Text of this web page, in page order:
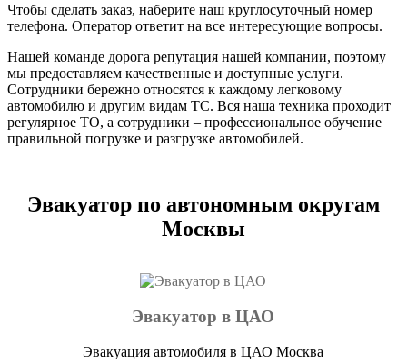
Чтобы сделать заказ, наберите наш круглосуточный номер
телефона. Оператор ответит на все интересующие вопросы.
Нашей команде дорога репутация нашей компании, поэтому
мы предоставляем качественные и доступные услуги.
Сотрудники бережно относятся к каждому легковому
автомобилю и другим видам ТС. Вся наша техника проходит
регулярное ТО, а сотрудники – профессиональное обучение
правильной погрузке и разгрузке автомобилей.
Эвакуатор по автономным округам
Москвы
Эвакуатор в ЦАО
Эвакуация автомобиля в ЦАО Москва